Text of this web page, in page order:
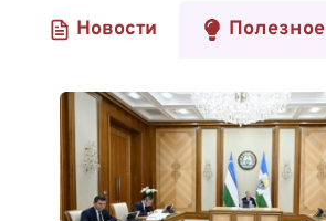
Новости Полезное